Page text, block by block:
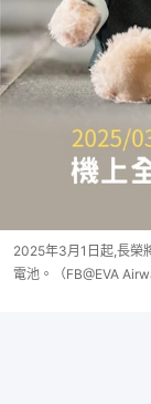
2025年3月1日起,長榮
電池。（FB@EVA